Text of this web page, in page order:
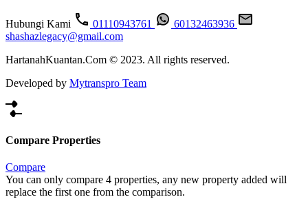
Hubungi Kami 01110943761
60132463936
shashazlegacy@gmail.com
HartanahKuantan.Com © 2023. All rights reserved.
Developed by Mytranspro Team
Compare Properties
Compare
You can only compare 4 properties, any new property added will
replace the first one from the comparison.